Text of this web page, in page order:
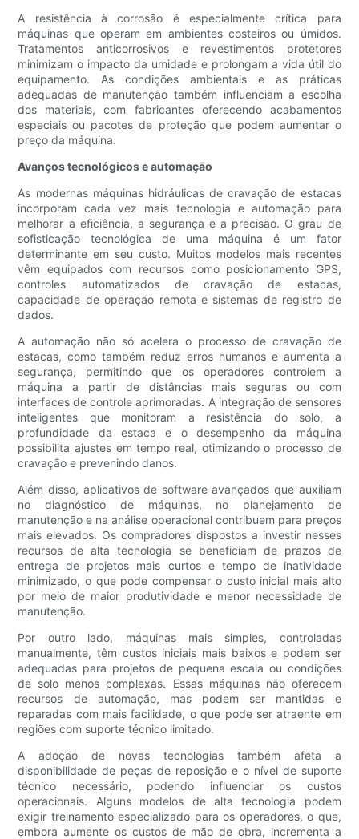
A resistência à corrosão é especialmente crítica para
máquinas que operam em ambientes costeiros ou úmidos.
Tratamentos anticorrosivos e revestimentos protetores
minimizam o impacto da umidade e prolongam a vida útil do
equipamento. As condições ambientais e as práticas
adequadas de manutenção também influenciam a escolha
dos materiais, com fabricantes oferecendo acabamentos
especiais ou pacotes de proteção que podem aumentar o
preço da máquina.
Avanços tecnológicos e automação
As modernas máquinas hidráulicas de cravação de estacas
incorporam cada vez mais tecnologia e automação para
melhorar a eficiência, a segurança e a precisão. O grau de
sofisticação tecnológica de uma máquina é um fator
determinante em seu custo. Muitos modelos mais recentes
vêm equipados com recursos como posicionamento GPS,
controles automatizados de cravação de estacas,
capacidade de operação remota e sistemas de registro de
dados.
A automação não só acelera o processo de cravação de
estacas, como também reduz erros humanos e aumenta a
segurança, permitindo que os operadores controlem a
máquina a partir de distâncias mais seguras ou com
interfaces de controle aprimoradas. A integração de sensores
inteligentes que monitoram a resistência do solo, a
profundidade da estaca e o desempenho da máquina
possibilita ajustes em tempo real, otimizando o processo de
cravação e prevenindo danos.
Além disso, aplicativos de software avançados que auxiliam
no diagnóstico de máquinas, no planejamento de
manutenção e na análise operacional contribuem para preços
mais elevados. Os compradores dispostos a investir nesses
recursos de alta tecnologia se beneficiam de prazos de
entrega de projetos mais curtos e tempo de inatividade
minimizado, o que pode compensar o custo inicial mais alto
por meio de maior produtividade e menor necessidade de
manutenção.
Por outro lado, máquinas mais simples, controladas
manualmente, têm custos iniciais mais baixos e podem ser
adequadas para projetos de pequena escala ou condições
de solo menos complexas. Essas máquinas não oferecem
recursos de automação, mas podem ser mantidas e
reparadas com mais facilidade, o que pode ser atraente em
regiões com suporte técnico limitado.
A adoção de novas tecnologias também afeta a
disponibilidade de peças de reposição e o nível de suporte
técnico necessário, podendo influenciar os custos
operacionais. Alguns modelos de alta tecnologia podem
exigir treinamento especializado para os operadores, o que,
embora aumente os custos de mão de obra, incrementa a